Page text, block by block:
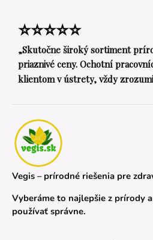
⭐⭐⭐⭐⭐
„Skutočne široký sortiment
priaznivé ceny. Ochotní
klientom v ústrety, vždy
Vegis – prírodné riešenia pre
Vyberáme to najlepšie z prírody
používať správne.